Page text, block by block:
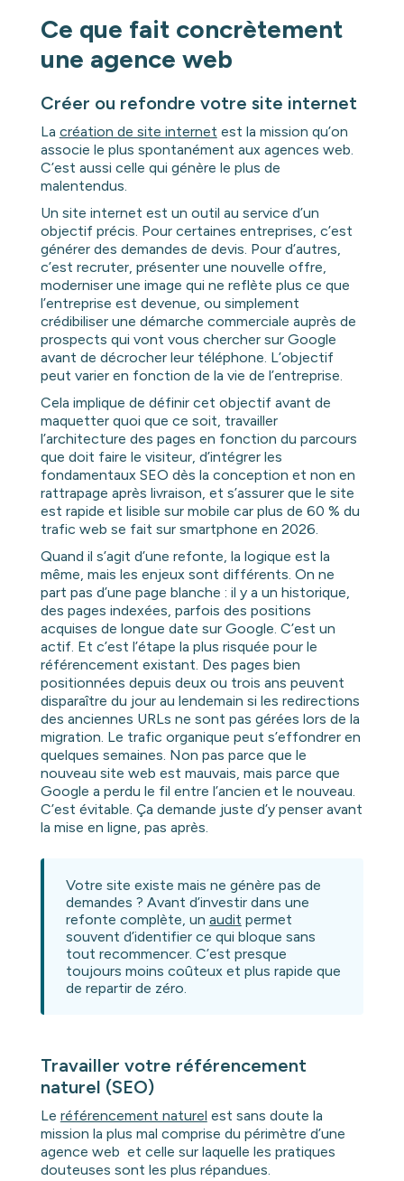
Ce que fait concrètement
une agence web
Créer ou refondre votre site internet
La création de site internet est la mission qu’on
associe le plus spontanément aux agences web.
C’est aussi celle qui génère le plus de
malentendus.
Un site internet est un outil au service d’un
objectif précis. Pour certaines entreprises, c’est
générer des demandes de devis. Pour d’autres,
c’est recruter, présenter une nouvelle offre,
moderniser une image qui ne reflète plus ce que
l’entreprise est devenue, ou simplement
crédibiliser une démarche commerciale auprès de
prospects qui vont vous chercher sur Google
avant de décrocher leur téléphone. L’objectif
peut varier en fonction de la vie de l’entreprise.
Cela implique de définir cet objectif avant de
maquetter quoi que ce soit, travailler
l’architecture des pages en fonction du parcours
que doit faire le visiteur, d’intégrer les
fondamentaux SEO dès la conception et non en
rattrapage après livraison, et s’assurer que le site
est rapide et lisible sur mobile car plus de 60 % du
trafic web se fait sur smartphone en 2026.
Quand il s’agit d’une refonte, la logique est la
même, mais les enjeux sont différents. On ne
part pas d’une page blanche : il y a un historique,
des pages indexées, parfois des positions
acquises de longue date sur Google. C’est un
actif. Et c’est l’étape la plus risquée pour le
référencement existant. Des pages bien
positionnées depuis deux ou trois ans peuvent
disparaître du jour au lendemain si les redirections
des anciennes URLs ne sont pas gérées lors de la
migration. Le trafic organique peut s’effondrer en
quelques semaines. Non pas parce que le
nouveau site web est mauvais, mais parce que
Google a perdu le fil entre l’ancien et le nouveau.
C’est évitable. Ça demande juste d’y penser avant
la mise en ligne, pas après.
Votre site existe mais ne génère pas de
demandes ? Avant d’investir dans une
refonte complète, un audit permet
souvent d’identifier ce qui bloque sans
tout recommencer. C’est presque
toujours moins coûteux et plus rapide que
de repartir de zéro.
Travailler votre référencement
naturel (SEO)
Le référencement naturel est sans doute la
mission la plus mal comprise du périmètre d’une
agence web et celle sur laquelle les pratiques
douteuses sont les plus répandues.